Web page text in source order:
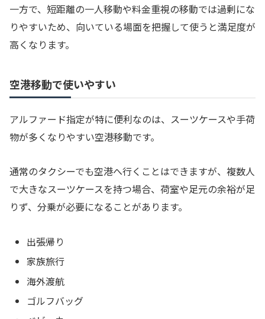
一方で、短距離の一人移動や料金重視の移動では過剰にな
りやすいため、向いている場面を把握して使うと満足度が
高くなります。
空港移動で使いやすい
アルファード指定が特に便利なのは、スーツケースや手荷
物が多くなりやすい空港移動です。
通常のタクシーでも空港へ行くことはできますが、複数人
で大きなスーツケースを持つ場合、荷室や足元の余裕が足
りず、分乗が必要になることがあります。
出張帰り
家族旅行
海外渡航
ゴルフバッグ